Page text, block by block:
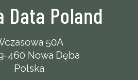
Data Poland
50A
460 Nowa Dęba
Polska